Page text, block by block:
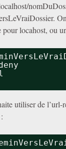
pour locahost, ou
utiliser de